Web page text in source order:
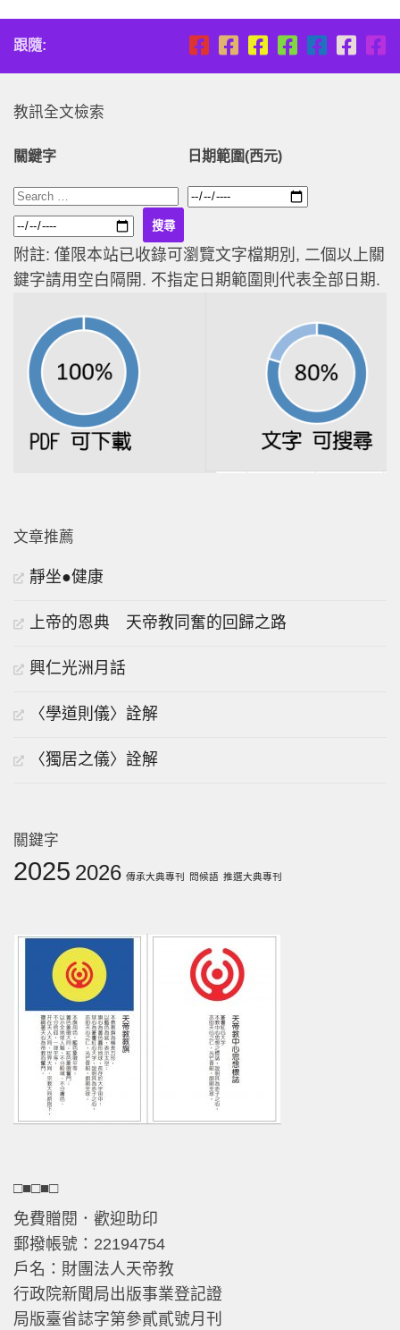
跟隨:
教訊全文檢索
關鍵字 日期範圍(西元)
附註: 僅限本站已收錄可瀏覽文字檔期別, 二個以上關
鍵字請用空白隔開. 不指定日期範圍則代表全部日期.
文章推薦
靜坐●健康
上帝的恩典 天帝教同奮的回歸之路
興仁光洲月話
〈學道則儀〉詮解
〈獨居之儀〉詮解
關鍵字
2025 2026 傳承大典專刊 問候語 推選大典專刊
□■□■□
免費贈閱．歡迎助印
郵撥帳號：22194754
戶名：財團法人天帝教
行政院新聞局出版事業登記證
局版臺省誌字第參貳貳號月刊